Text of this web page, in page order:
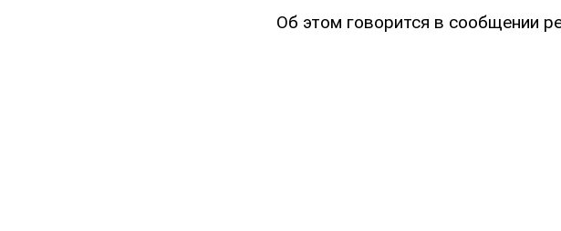
Об этом говорится в сообщении